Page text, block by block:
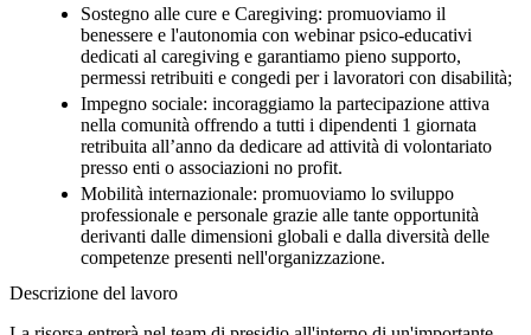
Sostegno alle cure e Caregiving: promuoviamo il
benessere e l'autonomia con webinar psico-educativi
dedicati al caregiving e garantiamo pieno supporto,
permessi retribuiti e congedi per i lavoratori con disabilità;
Impegno sociale: incoraggiamo la partecipazione attiva
nella comunità offrendo a tutti i dipendenti 1 giornata
retribuita all’anno da dedicare ad attività di volontariato
presso enti o associazioni no profit.
Mobilità internazionale: promuoviamo lo sviluppo
professionale e personale grazie alle tante opportunità
derivanti dalle dimensioni globali e dalla diversità delle
competenze presenti nell'organizzazione.
Descrizione del lavoro